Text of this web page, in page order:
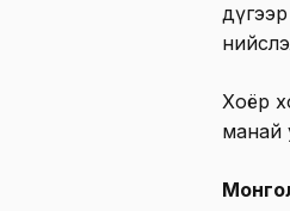
Хоёр
манай